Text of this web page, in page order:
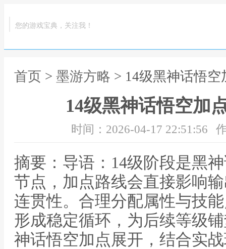
您的游戏宝典，关注我！
首页 > 墨游方略 > 14级黑神话悟
14级黑神话悟空加
时间：2026-04-17 22:51:56
摘要：导语：14级阶段是黑
节点，加点路线会直接影响
连贯性。合理分配属性与技
形成稳定循环，为后续等级
神话悟空加点展开，结合实